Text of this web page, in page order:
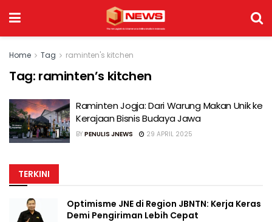
Home Tag raminten's kitchen
Tag: raminten’s kitchen
Raminten Jogja: Dari Warung Makan Unik ke
Kerajaan Bisnis Budaya Jawa
BY PENULIS JNEWS 29 APRIL 2025
TERKINI
Optimisme JNE di Region JBNTN: Kerja Keras
Demi Pengiriman Lebih Cepat